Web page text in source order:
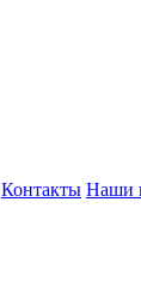
Контакты Наши